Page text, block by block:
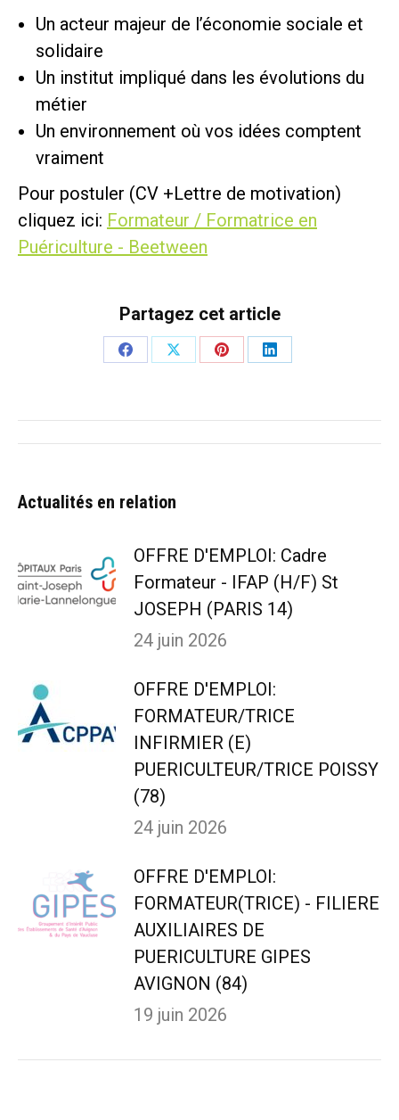
Un acteur majeur de l’économie sociale et
solidaire
Un institut impliqué dans les évolutions du
métier
Un environnement où vos idées comptent
vraiment
Pour postuler (CV +Lettre de motivation)
cliquez ici: Formateur / Formatrice en
Puériculture - Beetween
Partagez cet article
PartagerPartagerPartagerPartager
Actualités en relation
OFFRE D'EMPLOI: Cadre
Formateur - IFAP (H/F) St
JOSEPH (PARIS 14)
24 juin 2026
OFFRE D'EMPLOI:
FORMATEUR/TRICE
INFIRMIER (E)
PUERICULTEUR/TRICE POISSY
(78)
24 juin 2026
OFFRE D'EMPLOI:
FORMATEUR(TRICE) - FILIERE
AUXILIAIRES DE
PUERICULTURE GIPES
AVIGNON (84)
19 juin 2026